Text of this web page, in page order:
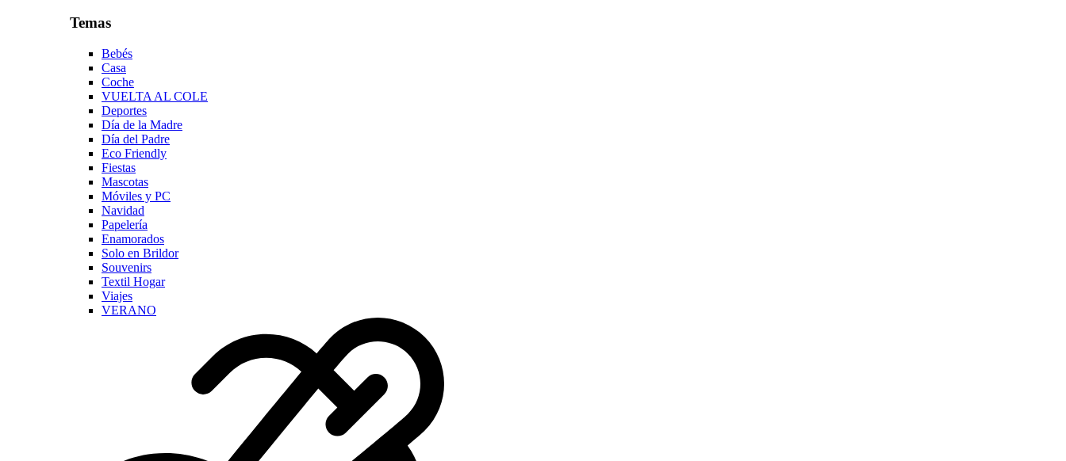
Temas
Bebés
Casa
Coche
VUELTA AL COLE
Deportes
Día de la Madre
Día del Padre
Eco Friendly
Fiestas
Mascotas
Móviles y PC
Navidad
Papelería
Enamorados
Solo en Brildor
Souvenirs
Textil Hogar
Viajes
VERANO